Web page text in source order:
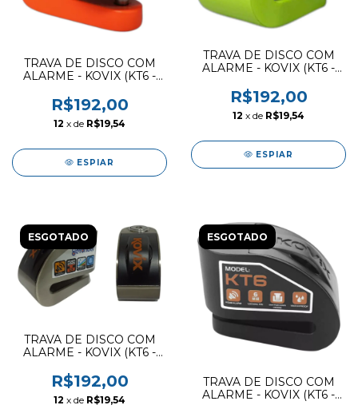
TRAVA DE DISCO COM
ALARME - KOVIX (KT6 -
R$192,00
12 x de R$19,54
ESPIAR
TRAVA DE DISCO COM
ALARME - KOVIX (KT6 -
R$192,00
12 x de R$19,54
ESPIAR
ESGOTADO
TRAVA DE DISCO COM
ALARME - KOVIX (KT6 -
R$192,00
12 x de R$19,54
ESGOTADO
TRAVA DE DISCO COM
ALARME - KOVIX (KT6 -